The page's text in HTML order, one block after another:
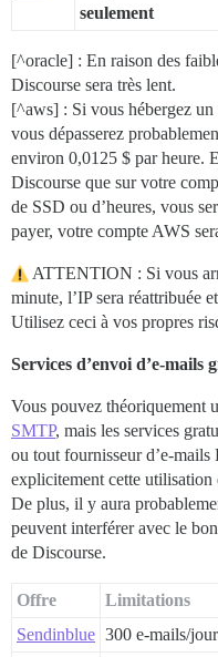
seulement
[^oracle] : En raison des
Discourse sera très lent.
[^aws] : Si vous hébergez
vous dépasserez
environ 0,0125 $ par heure.
Discourse que sur votre
de SSD ou d’heures, vous
payer, votre compte AWS
ATTENTION : Si vous
minute, l’IP sera réattribuée
Utilisez ceci à vos propres
Services d’envoi d’e-mails
Vous pouvez théoriquement
SMTP, mais les services
ou tout fournisseur d’e-
explicitement cette utilisation
De plus, il y aura
peuvent interférer avec le
de Discourse.
Offre Limitations
Sendinblue 300 e-mails/jour